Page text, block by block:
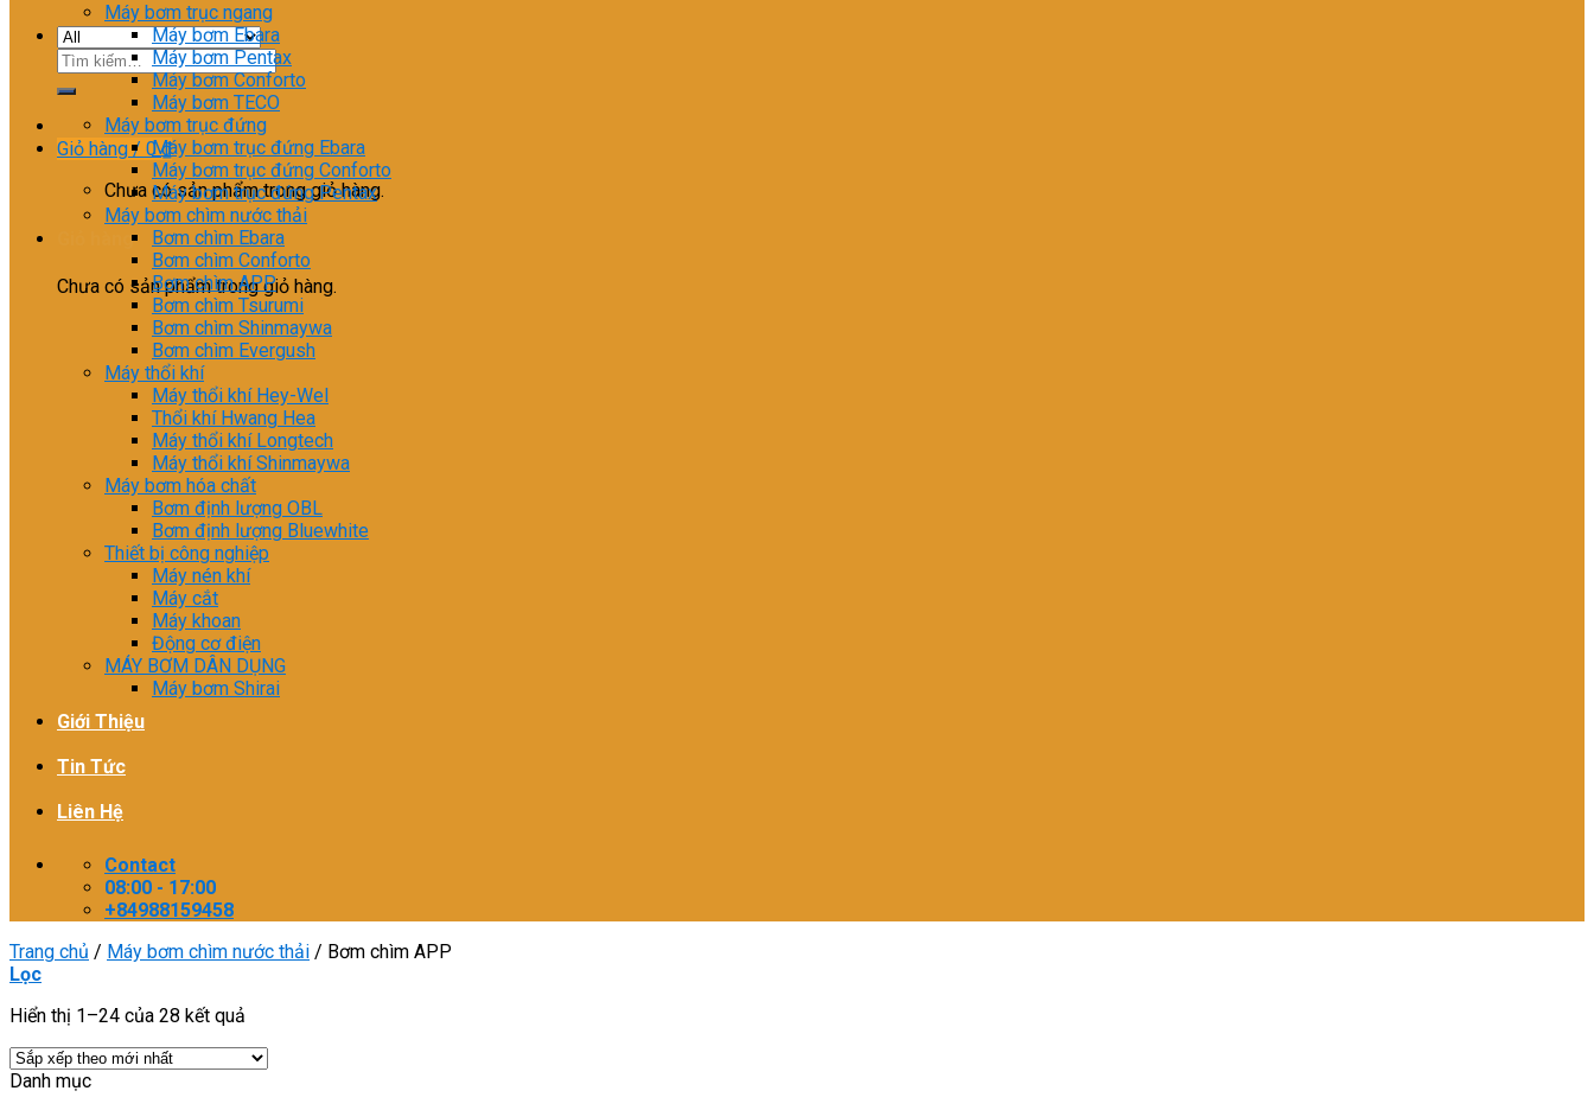
Tìm
Giỏ hàng / 0₫
Chưa có sản phẩm trong giỏ hàng.
Giỏ hàng
Chưa có sản phẩm trong giỏ hàng.
Máy bơm trục ngang
Máy bơm Ebara
Máy bơm Pentax
Máy bơm Conforto
Máy bơm TECO
Máy bơm trục đứng
Máy bơm trục đứng Ebara
Máy bơm trục đứng Conforto
Máy bơm trục đứng Pentax
Máy bơm chìm nước thải
Bơm chìm Ebara
Bơm chìm Conforto
Bơm chìm APP
Bơm chìm Tsurumi
Bơm chìm Shinmaywa
Bơm chìm Evergush
Máy thổi khí
Máy thổi khí Hey-Wel
Thổi khí Hwang Hea
Máy thổi khí Longtech
Máy thổi khí Shinmaywa
Máy bơm hóa chất
Bơm định lượng OBL
Bơm định lượng Bluewhite
Thiết bị công nghiệp
Máy nén khí
Máy cắt
Máy khoan
Động cơ điện
MÁY BƠM DÂN DỤNG
Máy bơm Shirai
Giới Thiệu
Tin Tức
Liên Hệ
Contact
08:00 - 17:00
+84988159458
Trang chủ / Máy bơm chìm nước thải / Bơm chìm APP
Lọc
Hiển thị 1–24 của 28 kết quả
Danh mục